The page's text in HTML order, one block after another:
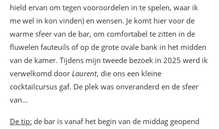
hield ervan om tegen vooroordelen in te spelen, waar ik
me wel in kon vinden) en wensen. Je komt hier voor de
warme sfeer van de bar, om comfortabel te zitten in de
fluwelen fauteuils of op de grote ovale bank in het midden
van de kamer. Tijdens mijn tweede bezoek in 2025 werd ik
verwelkomd door Laurent, die ons een kleine
cocktailcursus gaf. De plek was onveranderd en de sfeer
van…
De tip: de bar is vanaf het begin van de middag geopend